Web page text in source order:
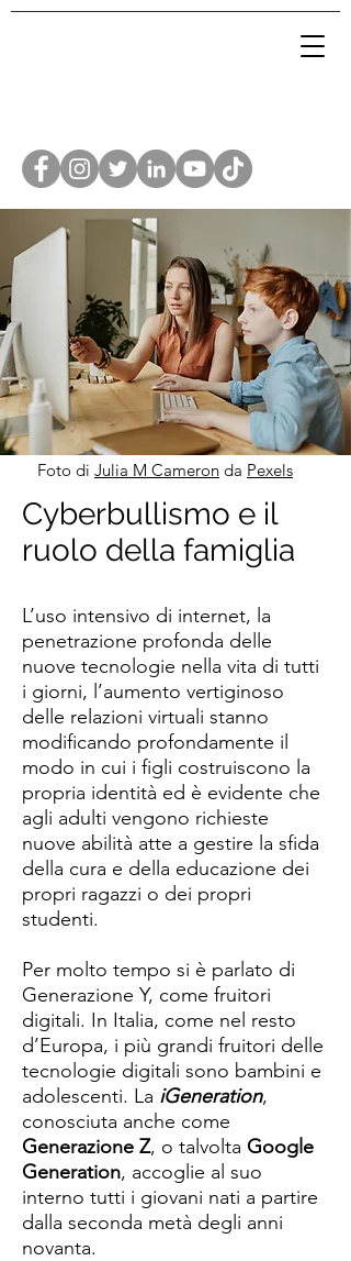
Foto di Julia M Cameron da Pexels
Cyberbullismo e il
ruolo della famiglia
L’uso intensivo di internet, la
penetrazione profonda delle
nuove tecnologie nella vita di tutti
i giorni, l’aumento vertiginoso
delle relazioni virtuali stanno
modificando profondamente il
modo in cui i figli costruiscono la
propria identità ed è evidente che
agli adulti vengono richieste
nuove abilità atte a gestire la sfida
della cura e della educazione dei
propri ragazzi o dei propri
studenti.
Per molto tempo si è parlato di
Generazione Y, come fruitori
digitali. In Italia, come nel resto
d’Europa, i più grandi fruitori delle
tecnologie digitali sono bambini e
adolescenti. La iGeneration,
conosciuta anche come
Generazione Z, o talvolta Google
Generation, accoglie al suo
interno tutti i giovani nati a partire
dalla seconda metà degli anni
novanta.